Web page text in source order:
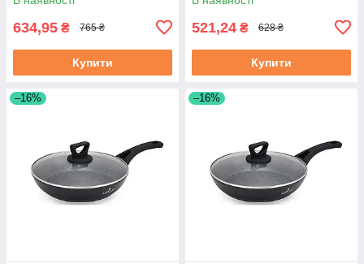
634,95 ₴ 765 ₴
Купити
521,24 ₴ 628 ₴
Купити
–16% –16%